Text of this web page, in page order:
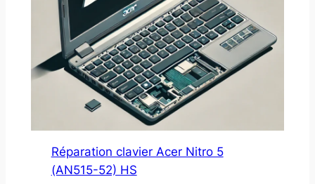
Réparation clavier Acer Nitro 5
(AN515-52) HS